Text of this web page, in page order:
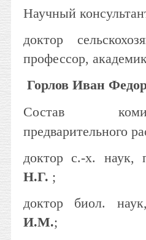
Научный
доктор
профессор,
Горлов Иван
Состав
предварительного
доктор с.-х. наук,
Н.Г. ;
доктор биол.
И.М.;